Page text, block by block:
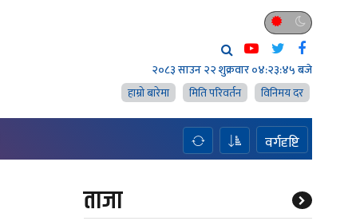
२०८३ साउन २२ शुक्रवार०४:२३:४६ बजे
हाम्राे बारेमा
मिति परिवर्तन विनिमय दर
वर्गदृष्टि
ताजा